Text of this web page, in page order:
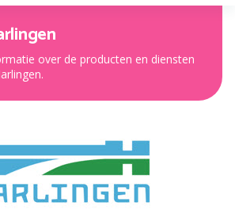
over de producten en diensten